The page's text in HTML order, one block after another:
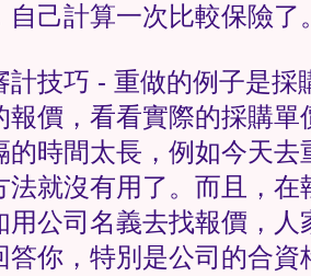
自己計算一次比較保險了
計技巧 - 重做的例子是採
報價，看看實際的採購單
的時間太長，例如今天去
法就沒有用了。而且，在
用公司名義去找報價，人
答你，特別是公司的合